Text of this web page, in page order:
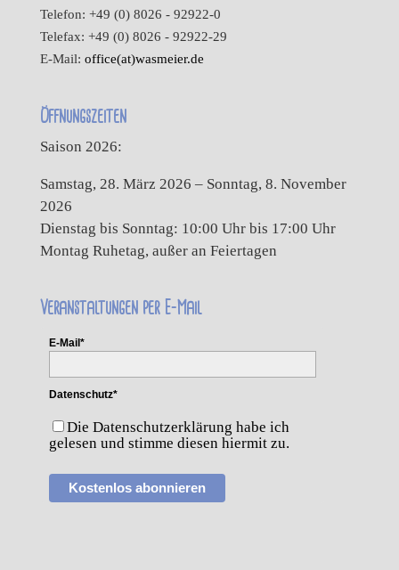
Telefon: +49 (0) 8026 - 92922-0
Telefax: +49 (0) 8026 - 92922-29
E-Mail: office(at)wasmeier.de
Öffnungszeiten
Saison 2026:
Samstag, 28. März 2026 – Sonntag, 8. November
2026
Dienstag bis Sonntag: 10:00 Uhr bis 17:00 Uhr
Montag Ruhetag, außer an Feiertagen
Veranstaltungen per E-Mail
E-Mail*
Datenschutz*
Die Datenschutzerklärung habe ich
gelesen und stimme diesen hiermit zu.
Kostenlos abonnieren